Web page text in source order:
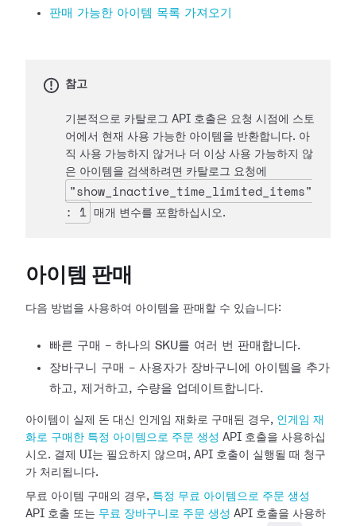
판매 가능한 아이템 목록 가져오기
참고
기본적으로 카탈로그 API 호출은 요청 시점에 스토
어에서 현재 사용 가능한 아이템을 반환합니다. 아
직 사용 가능하지 않거나 더 이상 사용 가능하지 않
은 아이템을 검색하려면 카탈로그 요청에
"show_inactive_time_limited_items"
: 1
매개 변수를 포함하십시오.
아이템 판매
다음 방법을 사용하여 아이템을 판매할 수 있습니다:
빠른 구매 - 하나의 SKU를 여러 번 판매합니다.
장바구니 구매 - 사용자가 장바구니에 아이템을 추가
하고, 제거하고, 수량을 업데이트합니다.
아이템이 실제 돈 대신 인게임 재화로 구매된 경우, 인게임 재
화로 구매한 특정 아이템으로 주문 생성 API 호출을 사용하십
시오. 결제 UI는 필요하지 않으며, API 호출이 실행될 때 청구
가 처리됩니다.
무료 아이템 구매의 경우, 특정 무료 아이템으로 주문 생성
API 호출 또는 무료 장바구니로 주문 생성 API 호출을 사용하